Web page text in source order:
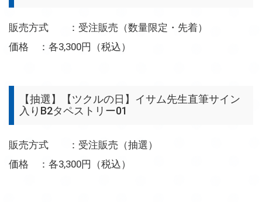
販売方式 ：受注販売（数量限定・先着）
価格 ：各3,300円（税込）
【抽選】【ツクルの日】イサム先生直筆サイン
入りB2タペストリー01
販売方式 ：受注販売（抽選）
価格 ：各3,300円（税込）